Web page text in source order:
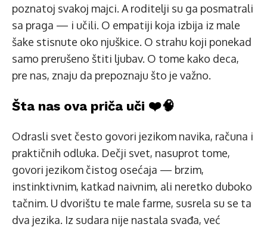
poznatoj svakoj majci. A roditelji su ga posmatrali
sa praga — i učili. O empatiji koja izbija iz male
šake stisnute oko njuškice. O strahu koji ponekad
samo prerušeno štiti ljubav. O tome kako deca,
pre nas, znaju da prepoznaju što je važno.
Šta nas ova priča uči ❤️🧠
Odrasli svet često govori jezikom navika, računa i
praktičnih odluka. Dečji svet, nasuprot tome,
govori jezikom čistog osećaja — brzim,
instinktivnim, katkad naivnim, ali neretko duboko
tačnim. U dvorištu te male farme, susrela su se ta
dva jezika. Iz sudara nije nastala svađa, već